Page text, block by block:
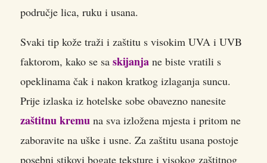
područje lica, ruku i usana.
Svaki tip kože traži i zaštitu s visokim UVA i UVB
faktorom, kako se sa skijanja ne biste vratili s
opeklinama čak i nakon kratkog izlaganja suncu.
Prije izlaska iz hotelske sobe obavezno nanesite
zaštitnu kremu na sva izložena mjesta i pritom ne
zaboravite na uške i usne. Za zaštitu usana postoje
posebni stikovi bogate teksture i visokog zaštitnog